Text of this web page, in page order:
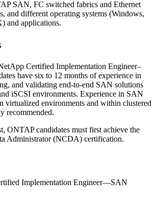
SAN, FC switched fabrics and Ethernet
and different operating systems (Windows,
applications.
Certified Implementation Engineer–
have six to 12 months of experience in
and validating end-to-end SAN solutions
iSCSI environments. Experience in SAN
virtualized environments and within clustered
recommended.
ONTAP candidates must first achieve the
Administrator (NCDA) certification.
Implementation Engineer—SAN